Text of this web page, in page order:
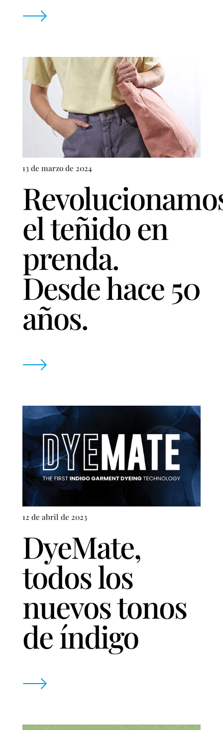
13 de marzo de 2024
el teñido en
prenda.
Desde hace 50
años.
12 de abril de 2023
DyeMate,
todos los
nuevos tonos
de índigo